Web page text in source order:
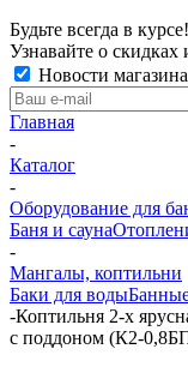
Будьте всегда в курсе!
Узнавайте о
Новости магазина
Главная
-
Каталог
-
Оборудование для
Баня и сауна
-
Мангалы, коптильни
Баки для воды
-Коптильня 2-х
с поддоном (К2-